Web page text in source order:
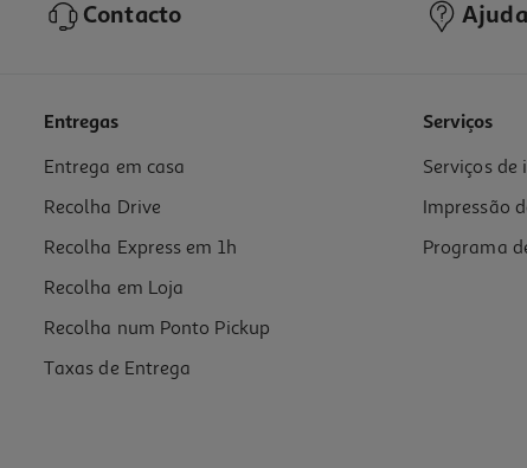
Contacto Ajuda
Entregas
Entrega em casa
Recolha Drive
Recolha Express em 1h
Recolha em Loja
Recolha num Ponto Pickup
Taxas de Entrega
Serviços
Serviços de
Impressão
Programa